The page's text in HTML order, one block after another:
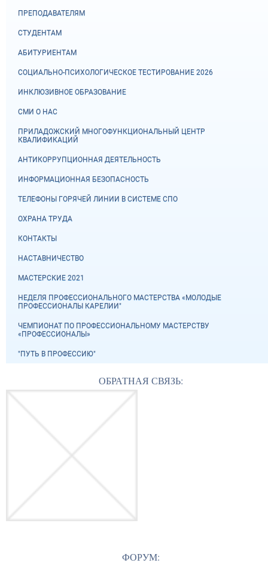
ПРЕПОДАВАТЕЛЯМ
СТУДЕНТАМ
АБИТУРИЕНТАМ
СОЦИАЛЬНО-ПСИХОЛОГИЧЕСКОЕ ТЕСТИРОВАНИЕ 2026
ИНКЛЮЗИВНОЕ ОБРАЗОВАНИЕ
СМИ О НАС
ПРИЛАДОЖСКИЙ МНОГОФУНКЦИОНАЛЬНЫЙ ЦЕНТР
КВАЛИФИКАЦИЙ
АНТИКОРРУПЦИОННАЯ ДЕЯТЕЛЬНОСТЬ
ИНФОРМАЦИОННАЯ БЕЗОПАСНОСТЬ
ТЕЛЕФОНЫ ГОРЯЧЕЙ ЛИНИИ В СИСТЕМЕ СПО
ОХРАНА ТРУДА
КОНТАКТЫ
НАСТАВНИЧЕСТВО
МАСТЕРСКИЕ 2021
НЕДЕЛЯ ПРОФЕССИОНАЛЬНОГО МАСТЕРСТВА «МОЛОДЫЕ
ПРОФЕССИОНАЛЫ КАРЕЛИИ"
ЧЕМПИОНАТ ПО ПРОФЕССИОНАЛЬНОМУ МАСТЕРСТВУ
«ПРОФЕССИОНАЛЫ»
"ПУТЬ В ПРОФЕССИЮ"
ОБРАТНАЯ СВЯЗЬ:
ФОРУМ: